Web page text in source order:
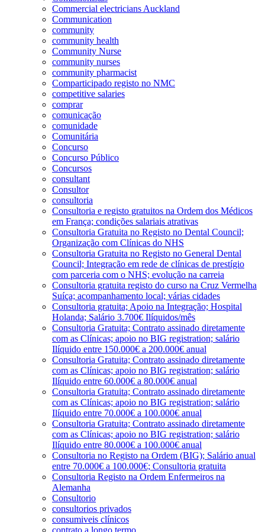
Commercial electricians Auckland
Communication
community
community health
Community Nurse
community nurses
community pharmacist
Comparticipado registo no NMC
competitive salaries
comprar
comunicação
comunidade
Comunitária
Concurso
Concurso Público
Concursos
consultant
Consultor
consultoria
Consultoria e registo gratuitos na Ordem dos Médicos
em França; condições salariais atrativas
Consultoria Gratuita no Registo no Dental Council;
Organização com Clínicas do NHS
Consultoria Gratuita no Registo no General Dental
Council; Integração em rede de clínicas de prestígio
com parceria com o NHS; evolução na carreia
Consultoria gratuita registo do curso na Cruz Vermelha
Suíça; acompanhamento local; várias cidades
Consultoria gratuita; Apoio na Integração; Hospital
Holanda; Salário 3.700€ Ilíquidos/mês
Consultoria Gratuita; Contrato assinado diretamente
com as Clínicas; apoio no BIG registration; salário
Ilíquido entre 150.000€ a 200.000€ anual
Consultoria Gratuita; Contrato assinado diretamente
com as Clínicas; apoio no BIG registration; salário
Ilíquido entre 60.000€ a 80.000€ anual
Consultoria Gratuita; Contrato assinado diretamente
com as Clínicas; apoio no BIG registration; salário
Ilíquido entre 70.000€ a 100.000€ anual
Consultoria Gratuita; Contrato assinado diretamente
com as Clínicas; apoio no BIG registration; salário
Ilíquido entre 80.000€ a 100.000€ anual
Consultoria no Registo na Ordem (BIG); Salário anual
entre 70.000€ a 100.000€; Consultoria gratuita
Consultoria Registo na Ordem Enfermeiros na
Alemanha
Consultorio
consultorios privados
consumiveis clínicos
contrato a longo termo